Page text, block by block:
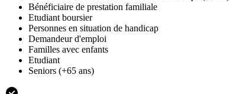
Bénéficiaire de prestation familiale
Etudiant boursier
Personnes en situation de handicap
Demandeur d'emploi
Familles avec enfants
Etudiant
Seniors (+65 ans)